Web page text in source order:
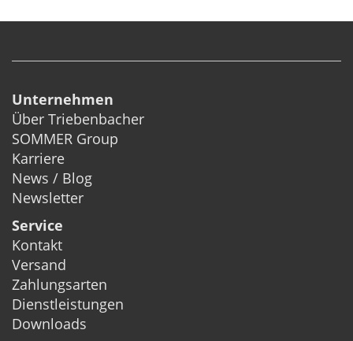
Unternehmen
Über Triebenbacher
SOMMER Group
Karriere
News / Blog
Newsletter
Service
Kontakt
Versand
Zahlungsarten
Dienstleistungen
Downloads